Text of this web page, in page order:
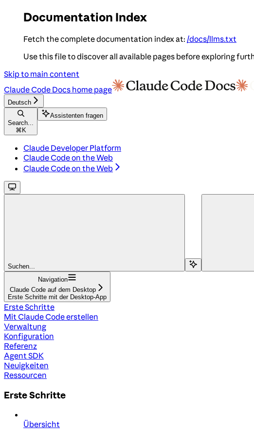
Documentation Index
Fetch the complete documentation index at: /docs/llms.txt
Use this file to discover all available pages before exploring
Skip to main content
Claude Code Docs home page
Deutsch
Search...
⌘ K
Assistenten fragen
Claude Developer Platform
Claude Code on the Web
Claude Code on the Web
Suchen...
Navigation
Claude Code auf dem Desktop
Erste Schritte mit der Desktop-App
Erste Schritte
Mit Claude Code erstellen
Verwaltung
Konfiguration
Referenz
Agent SDK
Neuigkeiten
Ressourcen
Erste Schritte
Übersicht